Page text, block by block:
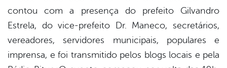
contou com a presença do prefeito Gilvandro
Estrela, do vice-prefeito Dr. Maneco, secretários,
vereadores, servidores municipais, populares e
imprensa, e foi transmitido pelos blogs locais e pela